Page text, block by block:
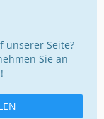
unserer Seite?
Sie an